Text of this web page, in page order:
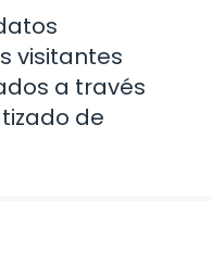
visitantes
a través
de